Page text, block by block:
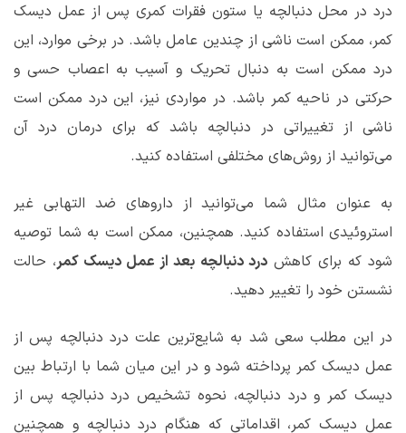
درد در محل دنبالچه یا ستون فقرات کمری پس از عمل دیسک
کمر، ممکن است ناشی از چندین عامل باشد. در برخی موارد، این
درد ممکن است به دنبال تحریک و آسیب به اعصاب حسی و
حرکتی در ناحیه کمر باشد. در مواردی نیز، این درد ممکن است
ناشی از تغییراتی در دنبالچه باشد که برای درمان درد آن
می‌توانید از روش‌های مختلفی استفاده کنید.
به عنوان مثال شما می‌توانید از داروهای ضد التهابی غیر
استروئیدی استفاده کنید. همچنین، ممکن است به شما توصیه
شود که برای کاهشدرد دنبالچه بعد از عمل دیسک کمر، حالت
نشستن خود را تغییر دهید.
در این مطلب سعی شد به شایع‌ترین علت درد دنبالچه پس از
عمل دیسک کمر پرداخته شود و در این میان شما با ارتباط بین
دیسک کمر و درد دنبالچه، نحوه تشخیص درد دنبالچه پس از
عمل دیسک کمر، اقداماتی که هنگام درد دنبالچه و همچنین